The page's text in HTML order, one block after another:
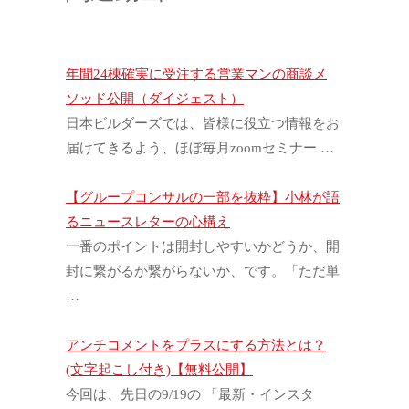
年間24棟確実に受注する営業マンの商談メ
ソッド公開（ダイジェスト）
日本ビルダーズでは、皆様に役立つ情報をお
届けてきるよう、ほぼ毎月zoomセミナー …
【グループコンサルの一部を抜粋】小林が語
るニュースレターの心構え
一番のポイントは開封しやすいかどうか、開
封に繋がるか繋がらないか、です。「ただ単
…
アンチコメントをプラスにする方法とは？
(文字起こし付き)【無料公開】
今回は、先日の9/19の 「最新・インスタ